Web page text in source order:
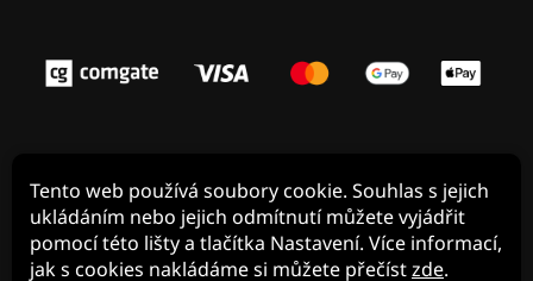
Tento web používá soubory cookie. Souhlas s jejich
ukládáním nebo jejich odmítnutí můžete vyjádřit
pomocí této lišty a tlačítka Nastavení. Více informací,
jak s cookies nakládáme si můžete přečístzde.